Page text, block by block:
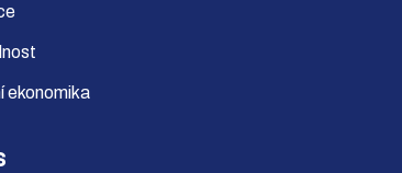
ekonomika